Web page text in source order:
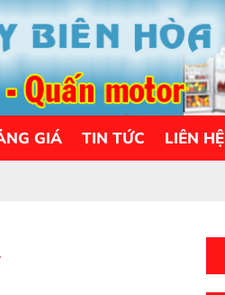
GIÁ TIN TỨC LIÊN HỆ